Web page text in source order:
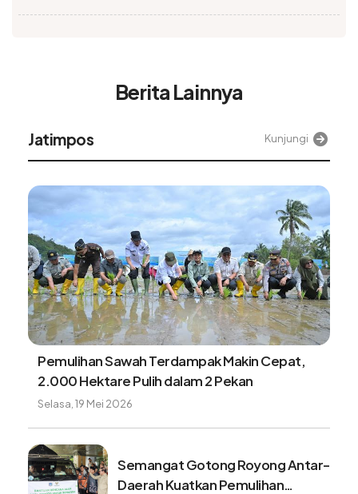
Berita Lainnya
Jatimpos Kunjungi
Pemulihan Sawah Terdampak Makin Cepat,
2.000 Hektare Pulih dalam 2 Pekan
Selasa, 19 Mei 2026
Semangat Gotong Royong Antar-
Daerah Kuatkan Pemulihan